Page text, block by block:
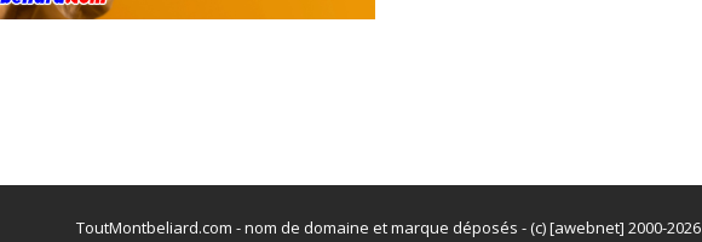
ToutMontbeliard.com - nom de domaine et marque déposés - (c) [awebnet] 2000-2026